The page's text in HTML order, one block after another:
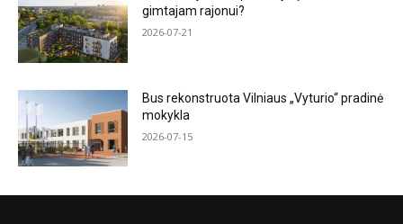
gimtajam rajonui?
2026-07-21
Bus rekonstruota Vilniaus „Vyturio“ pradinė
mokykla
2026-07-15